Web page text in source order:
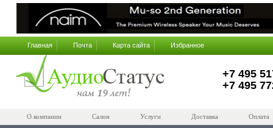
Главная Почта Карта сайта Избранное
+7 495
+7 495
О компании Салон Услуги Доставка Оплата